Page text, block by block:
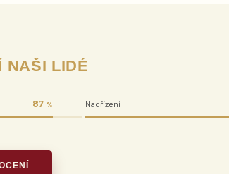
NAŠI LIDÉ
87 % Nadřízení